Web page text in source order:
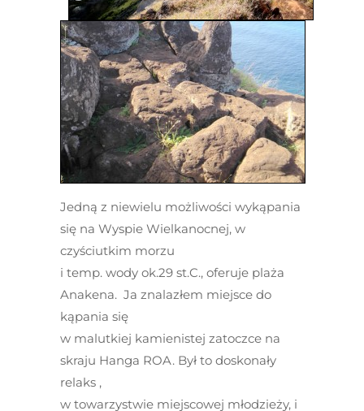
Jedną z niewielu możliwości wykąpania
się na Wyspie Wielkanocnej, w
czyściutkim morzu
i temp. wody ok.29 st.C., oferuje plaża
Anakena. Ja znalazłem miejsce do
kąpania się
w malutkiej kamienistej zatoczce na
skraju Hanga ROA. Był to doskonały
relaks ,
w towarzystwie miejscowej młodzieży, i